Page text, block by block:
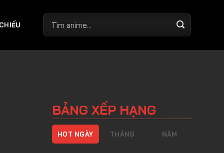
BẢNG XẾP HẠNG
HOT NGÀY THÁNG NĂM